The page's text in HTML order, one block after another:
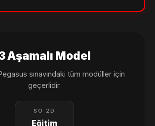
Aşamalı Model
sınavındaki tüm modüller için
geçerlidir.
SO 2D
Eğitim